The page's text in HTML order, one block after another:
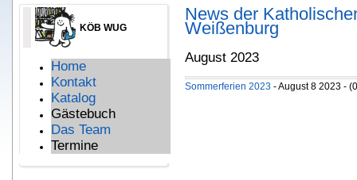
KÖB WUG
Home
Kontakt
Katalog
Gästebuch
Das Team
Termine
News der
Weißenburg
August 2023
Sommerferien 2023 - August 8 2023 -